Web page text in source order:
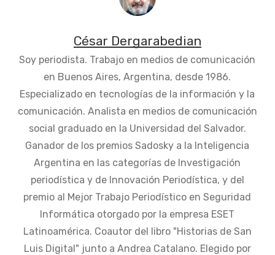
César Dergarabedian
Soy periodista. Trabajo en medios de comunicación
en Buenos Aires, Argentina, desde 1986.
Especializado en tecnologías de la información y la
comunicación. Analista en medios de comunicación
social graduado en la Universidad del Salvador.
Ganador de los premios Sadosky a la Inteligencia
Argentina en las categorías de Investigación
periodística y de Innovación Periodística, y del
premio al Mejor Trabajo Periodístico en Seguridad
Informática otorgado por la empresa ESET
Latinoamérica. Coautor del libro "Historias de San
Luis Digital" junto a Andrea Catalano. Elegido por